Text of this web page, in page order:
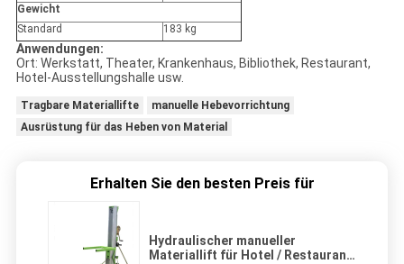
Gewicht
Standard
183 kg
Anwendungen:
Ort: Werkstatt, Theater, Krankenhaus, Bibliothek, Restaurant,
Hotel-Ausstellungshalle usw.
Tragbare Materiallifte
manuelle Hebevorrichtung
Ausrüstung für das Heben von Material
Erhalten Sie den besten Preis für
Hydraulischer manueller
Materiallift für Hotel / Restaurant